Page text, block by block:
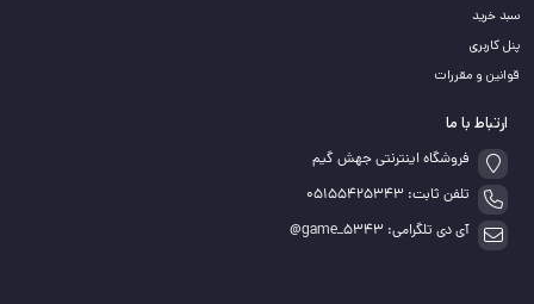
سبد خرید
پنل کاربری
قوانین و مقررات
ارتباط با ما
فروشگاه اینترنتی جهش گیم
تلفن ثابت: 05155425343
آی دی تلگرامی: game_5343@